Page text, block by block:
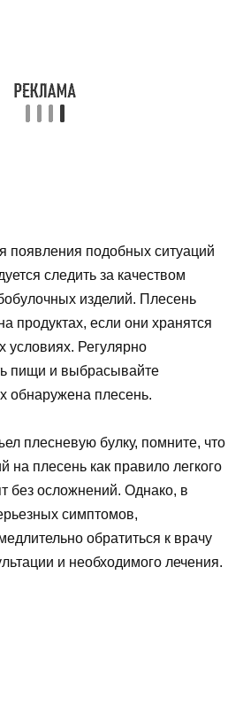
появления подобных ситуаций
следить за качеством
изделий. Плесень
продуктах, если они хранятся
условиях. Регулярно
пищи и выбрасывайте
обнаружена плесень.
плесневую булку, помните, что
на плесень как правило легкого
без осложнений. Однако, в
симптомов,
обратиться к врачу
и необходимого лечения.